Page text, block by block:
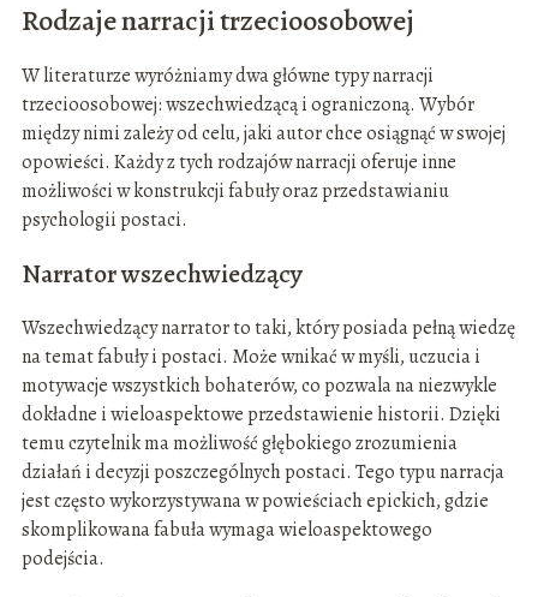
Rodzaje narracji trzecioosobowej
W literaturze wyróżniamy dwa główne typy narracji
trzecioosobowej: wszechwiedzącą i ograniczoną. Wybór
między nimi zależy od celu, jaki autor chce osiągnąć w swojej
opowieści. Każdy z tych rodzajów narracji oferuje inne
możliwości w konstrukcji fabuły oraz przedstawianiu
psychologii postaci.
Narrator wszechwiedzący
Wszechwiedzący narrator to taki, który posiada pełną wiedzę
na temat fabuły i postaci. Może wnikać w myśli, uczucia i
motywacje wszystkich bohaterów, co pozwala na niezwykle
dokładne i wieloaspektowe przedstawienie historii. Dzięki
temu czytelnik ma możliwość głębokiego zrozumienia
działań i decyzji poszczególnych postaci. Tego typu narracja
jest często wykorzystywana w powieściach epickich, gdzie
skomplikowana fabuła wymaga wieloaspektowego
podejścia.